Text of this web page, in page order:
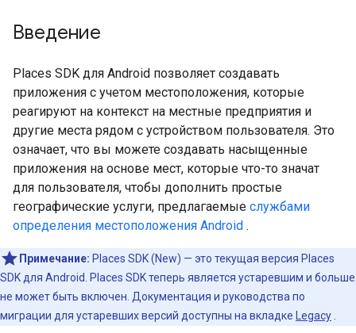
Введение
Places SDK для Android позволяет создавать
приложения с учетом местоположения, которые
реагируют на контекст на местные предприятия и
другие места рядом с устройством пользователя. Это
означает, что вы можете создавать насыщенные
приложения на основе мест, которые что-то значат
для пользователя, чтобы дополнить простые
географические услуги, предлагаемые службами
определения местоположения Android .
Примечание: Places SDK (New) — это текущая версия Places
SDK для Android. Places SDK теперь является устаревшим и больше
не может быть включен. Документация и руководства по
миграции для устаревших версий доступны на вкладке
Legacy